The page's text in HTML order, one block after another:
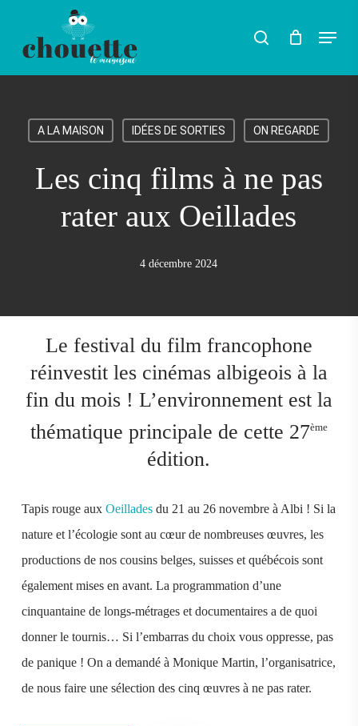
Rechercher
search Menu
A LA MAISON IDÉES DE SORTIES ON REGARDE
Les cinq films à ne pas
rater aux Oeillades
4 décembre 2024
Le festival du film francophone
réinvestit les cinémas albigeois à la
fin du mois ! L’environnement est la
thématique principale de cette 27ème
édition.
Tapis rouge aux Oeilladesdu 21 au 26 novembre à Albi ! Si la
nature et l’écologie sont au cœur de nombreuses œuvres, les
productions de nos cousins belges, suisses et québécois sont
également mises en avant. La programmation d’une
cinquantaine de longs-métrages et documentaires a de quoi
donner le tournis… Si l’embarras du choix vous oppresse, pas
de panique ! On a demandé à Monique Martin, l’organisatrice,
de nous faire une sélection des cinq œuvres à ne pas rater.